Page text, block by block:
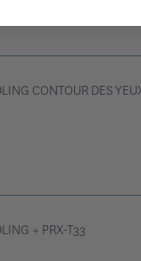
CONTOUR DES
+ PRX-T33